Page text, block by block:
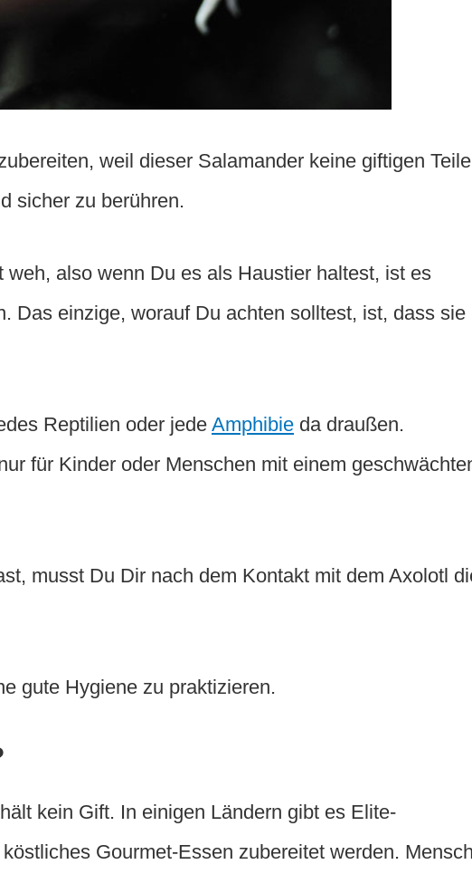
weil dieser Salamander keine giftigen Teile
sicher zu berühren.
weh, also wenn Du es als Haustier haltest, ist es
Das einzige, worauf Du achten solltest, ist, dass sie
Reptilien oder jede Amphibie da draußen.
für Kinder oder Menschen mit einem
musst Du Dir nach dem Kontakt mit dem Axolotl
gute Hygiene zu praktizieren.
kein Gift. In einigen Ländern gibt es Elite-
Gourmet-Essen zubereitet werden.